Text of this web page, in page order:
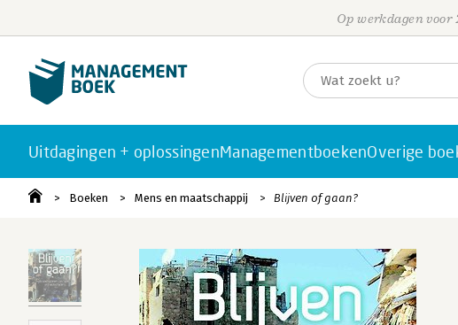
Op werkdagen
Uitdagingen + oplossingenManagementboekenOverige
Boeken Mens en maatschappij Blijven of gaan?